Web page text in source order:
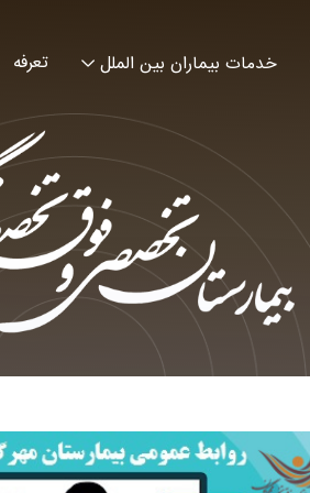
خدمات بیماران بین الملل تعرفه